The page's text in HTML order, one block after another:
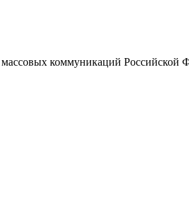
коммуникаций Российской